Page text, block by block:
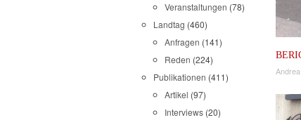
Veranstaltungen (78)
Landtag (460)
Anfragen (141)
Reden (224)
Publikationen (411)
Artikel (97)
Interviews (20)